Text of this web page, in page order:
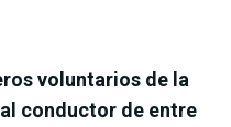
voluntarios de la
conductor de entre